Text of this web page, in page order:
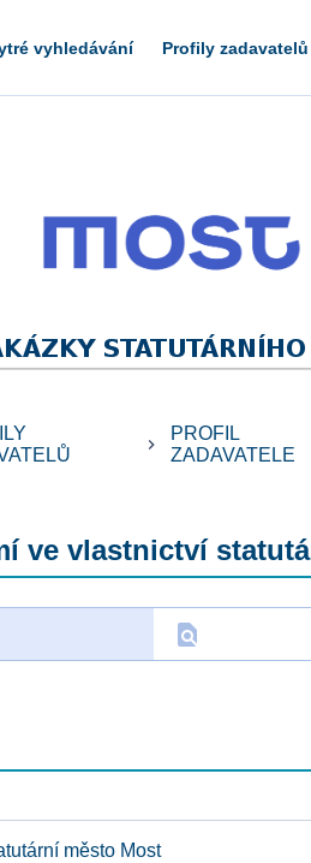
vyhledávání Profily zadavatelů
keyboard_arrow_right
PROFIL
ZADAVATELE
ve vlastnictví
find_in_page
město Most